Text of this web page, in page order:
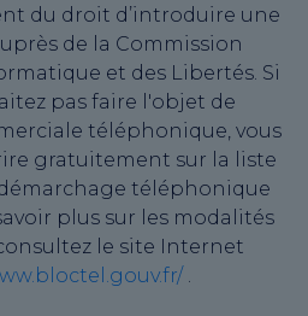
du droit d’introduire une
de la Commission
et des Libertés. Si
pas faire l'objet de
téléphonique, vous
gratuitement sur la liste
téléphonique
plus sur les modalités
le site Internet
.